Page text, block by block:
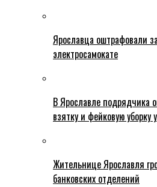
Ярославца оштрафовали
электросамокате
В Ярославле подрядчика
взятку и фейковую уборку
Жительнице Ярославля
банковских отделений